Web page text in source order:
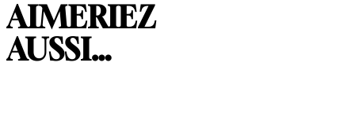
AIMERIEZ
AUSSI…